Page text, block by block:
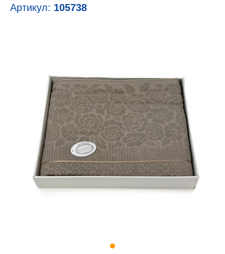
Артикул: 105738